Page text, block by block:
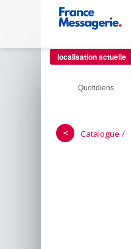
localisation actuelle
Quotidiens
＜ Catalogue /